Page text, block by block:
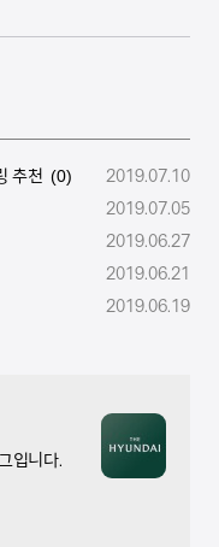
추천 (0)
2019.07.10
2019.07.05
2019.06.27
2019.06.21
2019.06.19
입니다.